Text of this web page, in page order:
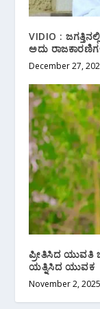
VIDIO :
ಅದು
December 27,
ಪ್ರೀತಿಸಿದ ಯುವತಿ
ಯತ್ನಿಸಿದ ಯುವಕ
November 2, 2025